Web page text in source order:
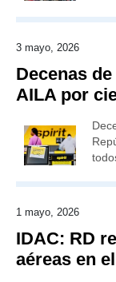
3 mayo, 2026
Decenas
AILA por
1 mayo, 2026
IDAC: RD
aéreas en